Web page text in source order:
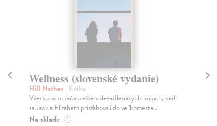
Wellness (slovenské vydanie)
Hill Nathan | Kniha
Všetko sa to začalo ešte v deväťdesiatych rokoch, keď
sa Jack a Elizabeth prisťahovali do veľkomesta...
Na sklade ?